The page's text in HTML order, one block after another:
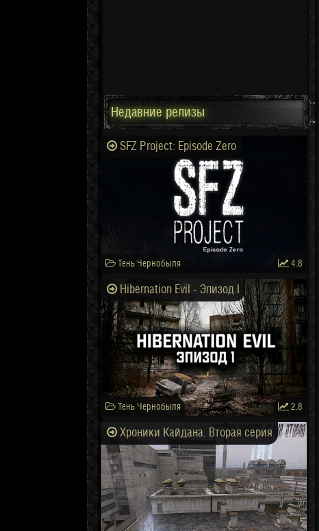
Недавние релизы
SFZ Project: Episode Zero
Тень Чернобыля 4.8
Hibernation Evil - Эпизод I
Тень Чернобыля 2.8
Хроники Кайдана. Вторая серия